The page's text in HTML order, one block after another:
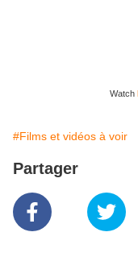
Watch
#Films et vidéos à voir
Partager